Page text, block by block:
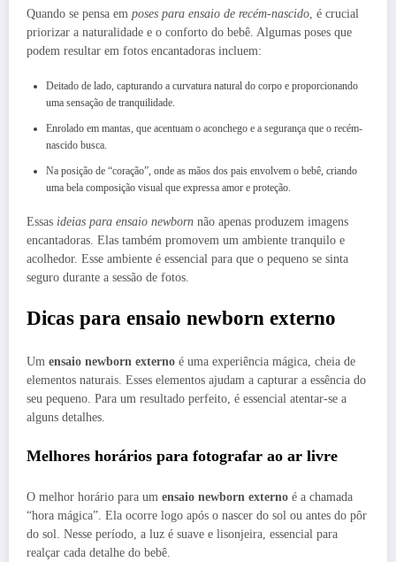
Quando se pensa em poses para ensaio de recém-nascido, é crucial
priorizar a naturalidade e o conforto do bebê. Algumas poses que
podem resultar em fotos encantadoras incluem:
Deitado de lado, capturando a curvatura natural do corpo e proporcionando
uma sensação de tranquilidade.
Enrolado em mantas, que acentuam o aconchego e a segurança que o recém-
nascido busca.
Na posição de “coração”, onde as mãos dos pais envolvem o bebê, criando
uma bela composição visual que expressa amor e proteção.
Essas ideias para ensaio newborn não apenas produzem imagens
encantadoras. Elas também promovem um ambiente tranquilo e
acolhedor. Esse ambiente é essencial para que o pequeno se sinta
seguro durante a sessão de fotos.
Dicas para ensaio newborn externo
Um ensaio newborn externo é uma experiência mágica, cheia de
elementos naturais. Esses elementos ajudam a capturar a essência do
seu pequeno. Para um resultado perfeito, é essencial atentar-se a
alguns detalhes.
Melhores horários para fotografar ao ar livre
O melhor horário para um ensaio newborn externo é a chamada
“hora mágica”. Ela ocorre logo após o nascer do sol ou antes do pôr
do sol. Nesse período, a luz é suave e lisonjeira, essencial para
realçar cada detalhe do bebê.